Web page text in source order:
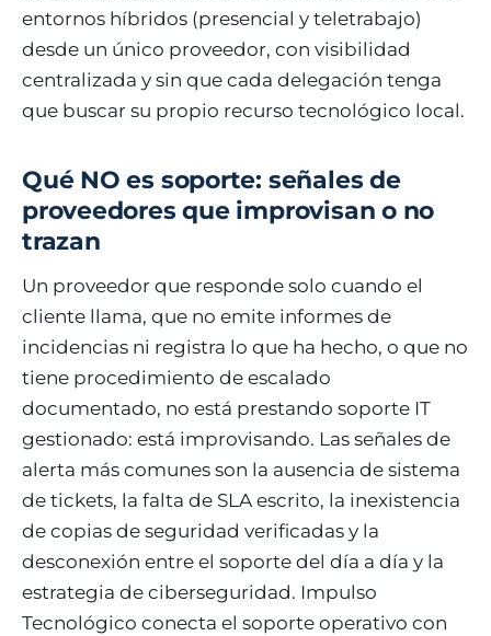
entornos híbridos (presencial y teletrabajo)
desde un único proveedor, con visibilidad
centralizada y sin que cada delegación tenga
que buscar su propio recurso tecnológico local.
Qué NO es soporte: señales de
proveedores que improvisan o no
trazan
Un proveedor que responde solo cuando el
cliente llama, que no emite informes de
incidencias ni registra lo que ha hecho, o que no
tiene procedimiento de escalado
documentado, no está prestando soporte IT
gestionado: está improvisando. Las señales de
alerta más comunes son la ausencia de sistema
de tickets, la falta de SLA escrito, la inexistencia
de copias de seguridad verificadas y la
desconexión entre el soporte del día a día y la
estrategia de ciberseguridad. Impulso
Tecnológico conecta el soporte operativo con